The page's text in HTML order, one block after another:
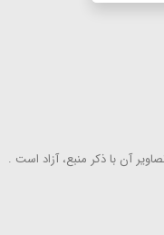
آن با ذكر منبع، آزاد است .